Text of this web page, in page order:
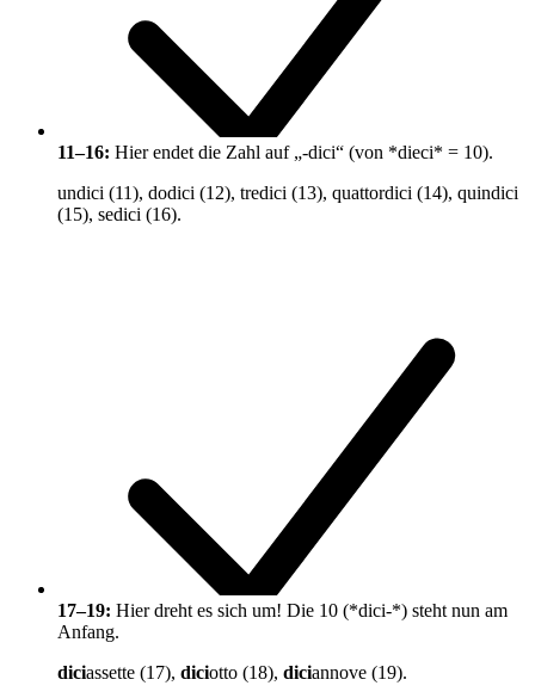
11–16: Hier endet die Zahl auf „-dici“ (von *dieci* = 10).
undici (11), dodici (12), tredici (13), quattordici (14), quindici
(15), sedici (16).
17–19: Hier dreht es sich um! Die 10 (*dici-*) steht nun am
Anfang.
diciassette (17), diciotto (18), diciannove (19).